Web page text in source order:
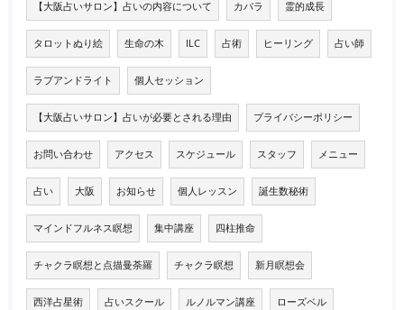
【大阪占いサロン】占いの内容について カバラ 霊的成長
タロットぬり絵 生命の木 ILC 占術 ヒーリング 占い師
ラブアンドライト 個人セッション
【大阪占いサロン】占いが必要とされる理由 プライバシーポリシー
お問い合わせ アクセス スケジュール スタッフ メニュー
占い 大阪 お知らせ 個人レッスン 誕生数秘術
マインドフルネス瞑想 集中講座 四柱推命
チャクラ瞑想と点描曼荼羅 チャクラ瞑想 新月瞑想会
西洋占星術 占いスクール ルノルマン講座 ローズベル